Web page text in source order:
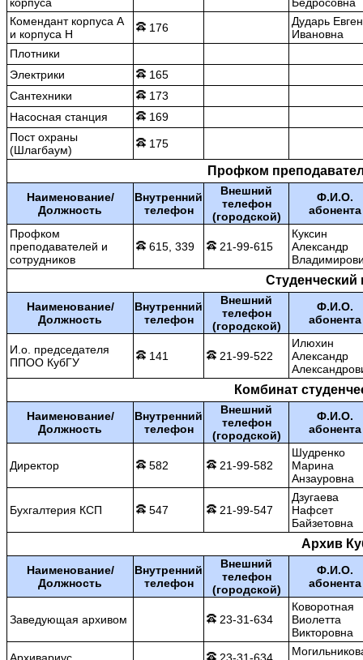
Комендант корпуса А
и корпуса Н
176
Дударь
Ивановна
Плотники
Электрики
165
Cантехники
173
Насосная станция
169
Пост охраны
(Шлагбаум)
175
Профком
Наименование/
Должность
Внутренний
телефон
Внешний
телефон
(городской)
Ф.И.О.
абонента
Профком
преподавателей и
сотрудников
615, 339 21-99-615
Куксин
Александр
Наименование/
Должность
Внутренний
телефон
Внешний
телефон
(городской)
Ф.И.О.
абонента
И.о. председателя
ППОО КубГУ
141 21-99-522
Илюхин
Александр
Комбинат
Наименование/
Должность
Внутренний
телефон
Внешний
телефон
(городской)
Ф.И.О.
абонента
Директор 582 21-99-582
Шудренко
Марина
Анзауровна
Бухгалтерия КСП 547 21-99-547
Дзугаева
Нафсет
Байзетовна
Архив
Наименование/
Должность
Внутренний
телефон
Внешний
телефон
(городской)
Ф.И.О.
абонента
Заведующая архивом 23-31-634
Коворотная
Виолетта
Викторовна
Архивариус
23-31-634